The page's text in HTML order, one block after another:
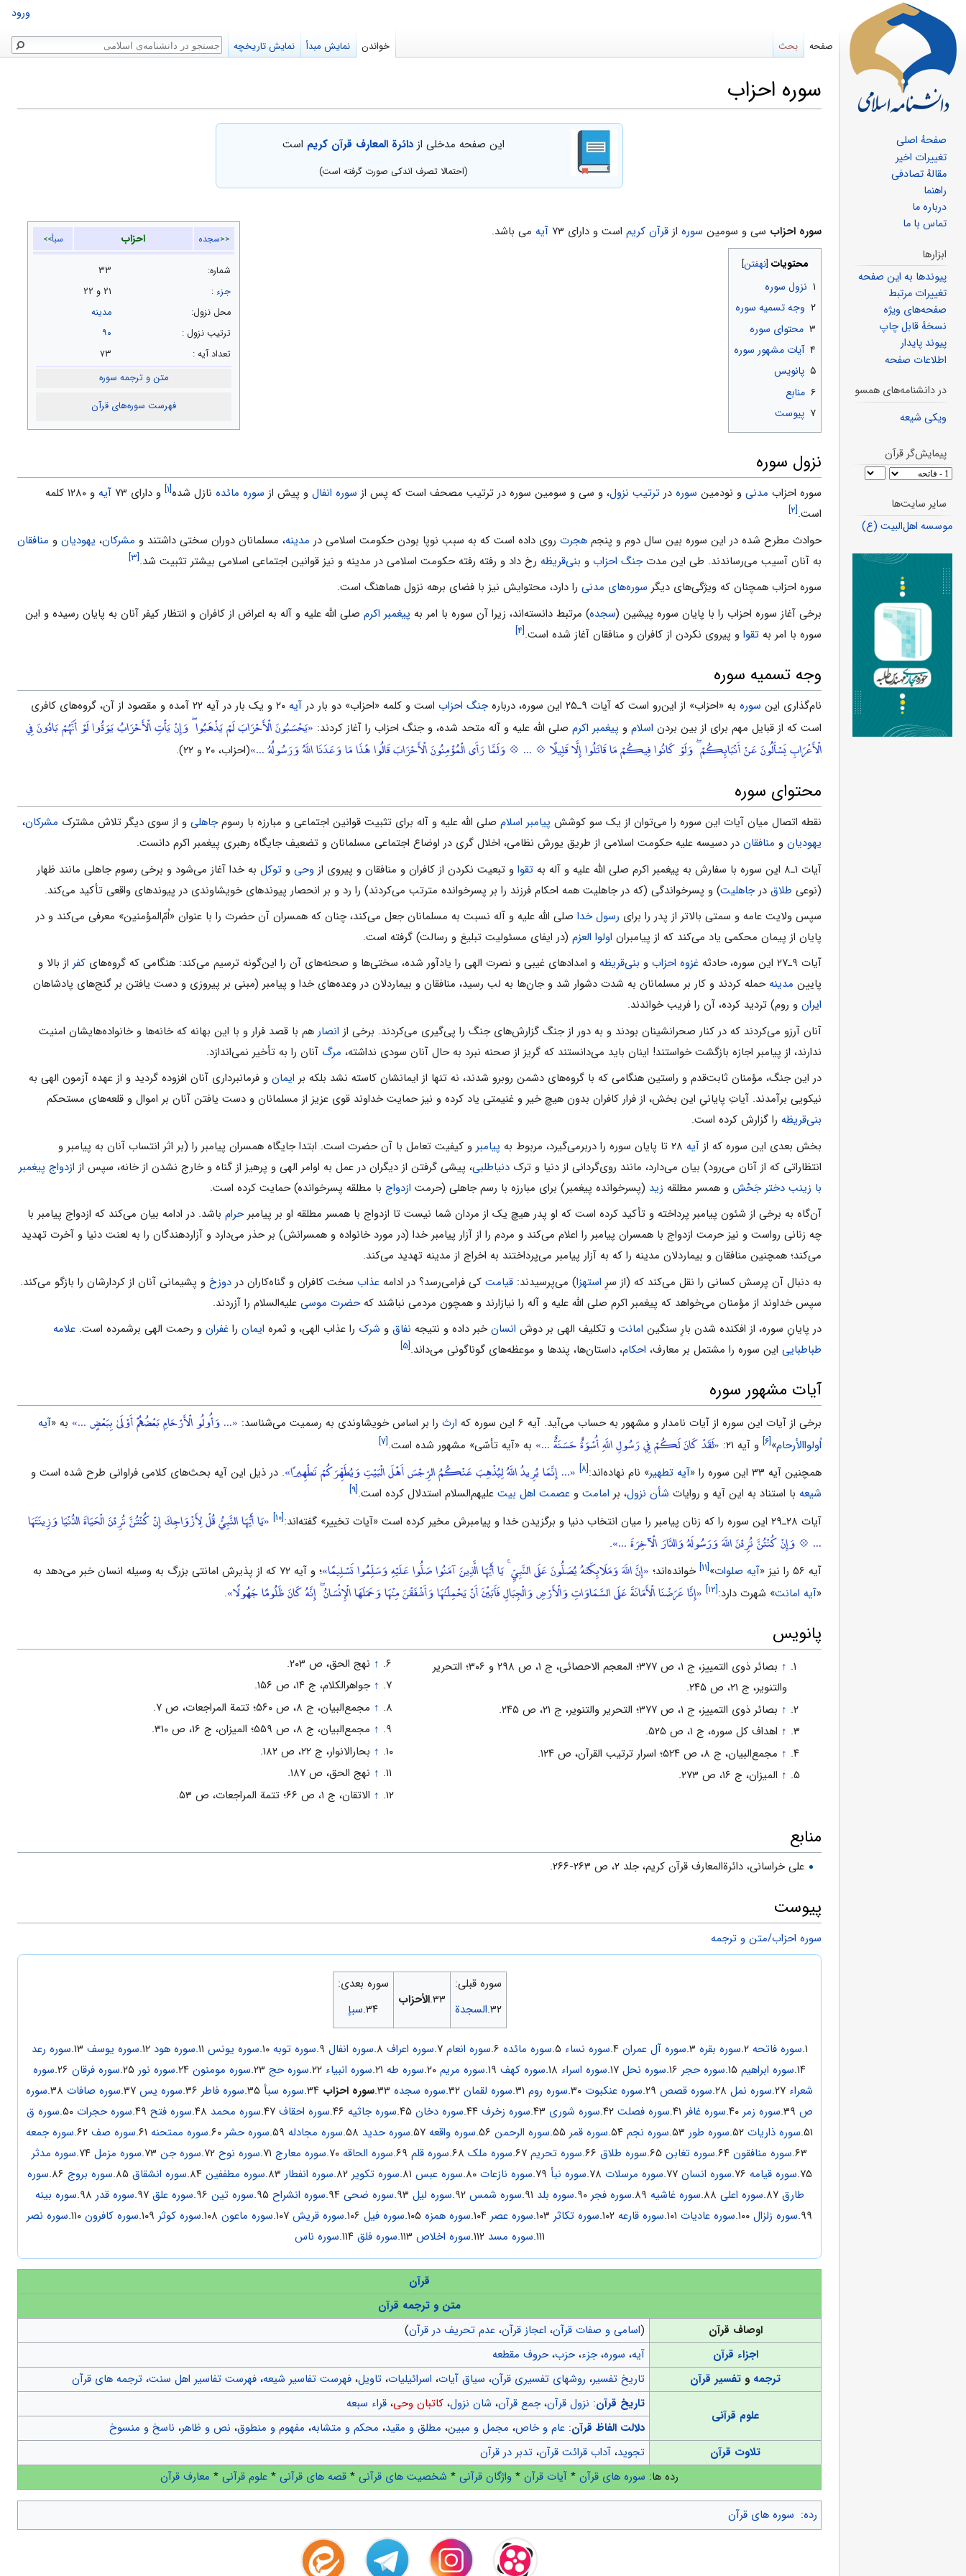
سوره احزاب
این صفحه مدخلی ازدائرة المعارف قرآن کریم است
(احتمالا تصرف اندکی صورت گرفته است)
<<سجده احزاب سبأ>>
شماره:
۳۳
جزء:
۲۱ و ۲۲
محل نزول:
مدینه
ترتيب نزول :
۹۰
تعداد آیه :
۷۳
متن و ترجمه سوره
فهرست سوره‌های قرآن
سوره احزاب سى و سومین سوره از قرآن کریم است و دارای ۷۳ آیه می باشد.
محتویات
۱ نزول سوره
۲ وجه تسمیه سوره
۳ محتواى سوره
۴ آیات مشهور سوره
۵ پانویس
۶ منابع
۷ پیوست
نزول سوره
سوره احزاب مدنى و نودمین سوره در ترتیب نزول، و سى و سومین سوره در ترتیب مصحف است که پس از سوره انفال و پیش از سوره مائده نازل شده[۱] و داراى ۷۳ آیه
و ۱۲۸۰ کلمه‌
است.[۲]
حوادث مطرح شده در این سوره بین سال دوم و پنجم هجرت روى داده است که به ‌سبب نوپا بودن حکومت اسلامى در مدینه، مسلمانان دوران سختى داشتند و مشرکان، یهودیان و منافقان
به آنان آسیب مى‌رساندند. طى این مدتجنگ احزاب و بنى‌قریظه رخ داد و رفته رفته حکومت اسلامى در مدینه و نیز قوانین اجتماعى اسلامى بیشتر تثبیت شد.[۳]
سوره احزاب همچنان‌ که ویژگى‌هاى دیگر سوره‌هاى مدنى را دارد، محتوایش نیز با فضاى برهه نزول هماهنگ است.
برخى آغاز سوره احزاب را با پایان سوره پیشین (سجده) مرتبط دانسته‌اند، زیرا آن سوره با امر به پیغمبر اکرم صلى الله علیه و آله به اعراض از کافران و انتظار کیفر آنان به پایان رسیده و این
سوره با امر به تقوا و پیروى نکردن از کافران و منافقان آغاز شده است.[۴]
وجه تسمیه سوره
نام‌گذارى این سوره به «احزاب» از این‌رو است که آیات ۹‌ـ‌۲۵ این سوره، درباره جنگ احزاب است و کلمه «احزاب» دو بار در آیه‌
۲۰ و یک بار در آیه‌ ۲۲ آمده و مقصود از آن، گروه‌هاى کافرى
است که از قبایل مهم براى از بین بردن اسلام و پیغمبر اکرم صلى الله علیه و آله متحد شده، و جنگ احزاب را آغاز کردند: «يَحْسَبُونَ الْأَحْزَابَ لَمْ يَذْهَبُوا ۖ وَإِنْ يَأْتِ الْأَحْزَابُ يَوَدُّوا لَوْ أَنَّهُمْ بَادُونَ فِي
الْأَعْرَابِ يَسْأَلُونَ عَنْ أَنْبَائِكُمْ ۖ وَلَوْ كَانُوا فِيكُمْ مَا قَاتَلُوا إِلَّا قَلِيلًا 💠 ... 💠 وَلَمَّا رَأَى الْمُؤْمِنُونَ الْأَحْزَابَ قَالُوا هَٰذَا مَا وَعَدَنَا اللَّهُ وَرَسُولُهُ ...»(احزاب، ۲۰‌ و ‌۲۲).
محتواى سوره
نقطه اتصال میان آیات این سوره را مى‌توان از یک سو کوشش پیامبر اسلام صلى الله علیه و آله براى تثبیت قوانین اجتماعى و مبارزه با رسومجاهلى و از سوى دیگر تلاش مشترک مشرکان،
یهودیان و منافقان در دسیسه علیه حکومت اسلامى از طریق یورش نظامى، اخلال گرى در اوضاع اجتماعى مسلمانان و تضعیف جایگاه رهبرى پیغمبر اکرم دانست.
آیات ۱‌ـ‌۸ این سوره با سفارش به پیغمبر اکرم صلى الله علیه و آله به
تقوا و تبعیت نکردن از کافران و منافقان و پیروى از وحى و توکل به خدا آغاز مى‌شود و برخى رسوم جاهلى مانند ظهار
(نوعى طلاق درجاهلیت) و پسرخواندگى (که در جاهلیت همه احکام فرزند را بر پسرخوانده مترتب مى‌کردند) را رد و بر انحصار پیوندهاى خویشاوندى در پیوندهاى واقعى تأکید مى‌کند.
سپس ولایت عامه و سمتى بالاتر از پدر را براى رسول ‌خدا صلى الله علیه و آله نسبت به مسلمانان جعل مى‌کند، چنان ‌که همسران آن حضرت را با عنوان «اُمّ‌المؤمنین» معرفى مى‌کند و در
پایان از پیمان محکمى یاد مى‌کند که از پیامبران اولوا العزم (در ایفاى مسئولیت تبلیغ و رسالت) گرفته است.
آیات ۹‌ـ‌۲۷ این سوره، حادثه
غزوه احزاب و بنى‌قریظه و امدادهاى غیبى و نصرت الهى را یادآور شده، سختى‌ها و صحنه‌هاى آن را این‌گونه ترسیم مى‌کند: هنگامى که گروه‌هاى کفر از بالا و
پایین مدینهحمله کردند و کار بر مسلمانان به شدت دشوار شد و جان‌ها به لب رسید، منافقان و بیماردلان در وعده‌هاى خدا و پیامبر (مبنى بر پیروزى و دست یافتن بر گنج‌هاى پادشاهان
ایران و روم) تردید کرده، آن را فریب خواندند.
آنان آرزو مى‌کردند که در کنار صحرانشینان بودند و به دور از جنگ گزارش‌هاى جنگ را پى‌گیرى مى‌کردند. برخى از انصار هم با قصد فرار و با این بهانه که خانه‌ها و خانواده‌هایشان امنیت
ندارند، از پیامبر اجازه بازگشت خواستند! اینان باید مى‌دانستند که گریز از صحنه نبرد به حال آنان سودى نداشته، مرگ آنان را به تأخیر نمى‌اندازد.
در این جنگ، مؤمنان ثابت‌قدم و راستین هنگامى که با گروه‌هاى دشمن روبرو شدند، نه ‌تنها از ایمانشان کاسته نشد بلکه بر ایمان و فرمانبردارى آنان افزوده گردید و از عهده آزمون الهى به
نیکویى برآمدند. آیاتِ پایانىِ این بخش، از فرار کافران بدون هیچ خیر و غنیمتى یاد ‌کرده و نیز حمایت خداوند قوى عزیز از مسلمانان و دست یافتن آنان بر اموال و قلعه‌هاى مستحکم
بنى‌قریظه را گزارش کرده است.
بخش بعدى این سوره که از آیه پیامبر و کیفیت تعامل با آن حضرت است. ابتدا جایگاه همسران پیامبر را (بر اثر انتساب آنان به پیامبر و
انتظاراتى که از آنان مى‌رود) بیان مى‌دارد، مانند روى‌گردانى از دنیا و ترک دنیاطلبى، پیشى گرفتن از دیگران در عمل به اوامر الهى و پرهیز از گناه و خارج نشدن از خانه، سپس از ازدواج پیغمبر
با زینب دختر جَحْش و همسر مطلقه زید (پسرخوانده پیغمبر) براى مبارزه با رسم جاهلى (حرمت ازدواج با مطلقه پسرخوانده) حمایت کرده است.
آن‌گاه به برخى از شئون پیامبر پرداخته و تأکید کرده است که او پدر هیچ یک از مردان شما نیست تا ازدواج با همسر مطلقه او بر پیامبرحرام باشد. در ادامه بیان مى‌کند که ازدواج پیامبر با
چه زنانى رواست و نیز حرمت ازدواج با همسران پیامبر را اعلام مى‌کند و مردم را از آزار پیامبر خدا (در مورد خانواده و همسرانش) بر حذر مى‌دارد و آزاردهندگان را به لعنت دنیا و آخرت تهدید
مى‌کند؛ همچنین منافقان و بیماردلان مدینه را که به آزار پیامبر مى‌پرداختند به اخراج از مدینه تهدید مى‌کند.
به دنبال آن پرسش کسانى را نقل مى‌کند که (از سرِ استهزا) مى‌پرسیدند: قیامت کى فرا‌مى‌رسد؟ در ادامه عذاب سخت کافران و گناه‌کاران در دوزخ و پشیمانى آنان از کردارشان را بازگو مى‌کند.
سپس خداوند از مؤمنان مى‌خواهد که پیغمبر ‌اکرم صلى الله علیه و آله را نیازارند و همچون مردمى نباشند کهحضرت موسى علیه‌السلام را آزردند.
در پایانِ سوره، از افکنده شدن بارِ سنگین امانت و تکلیف الهى بر دوش انسانخبر داده و نتیجه نفاق و شرک را عذاب الهى، و ثمره ایمان را غفران و رحمت الهى برشمرده است. علامه
‌طباطبایى این سوره را مشتمل بر معارف، احکام، داستان‌ها، پندها و موعظه‌هاى گوناگونى مى‌داند.[۵]
آیات مشهور سوره
برخى از آیات این سوره از آیات نامدار و مشهور به حساب مى‌آید. آیه‌ ۶ این سوره که ارث را بر اساس خویشاوندى به رسمیت مى‌شناسد: «... وَأُولُو الْأَرْحَامِ بَعْضُهُمْ أَوْلَىٰ بِبَعْضٍ ...» به «آیه
اُولواالأرحام»[۶] و آیه‌ ۲۱: «لَقَدْ كَانَ لَكُمْ فِي رَسُولِ اللَّهِ أُسْوَةٌ حَسَنَةٌ ...» به «آیه تأسّى» مشهور شده است.[۷]
همچنین آیه ‌۳۳ این سوره را « آیه تطهیر» نام نهاده‌اند:[۸] «... إِنَّمَا يُرِيدُ اللَّهُ لِيُذْهِبَ عَنْكُمُ الرِّجْسَ أَهْلَ الْبَيْتِ وَيُطَهِّرَكُمْ تَطْهِيرًا». در ذیل این آیه بحث‌هاى کلامى فراوانى طرح شده است و
شیعه با استناد به این آیه و روایات شأن نزول، بر امامت و عصمت اهل ‌بیت علیهم‌السلام استدلال کرده است.[۹]
آیات ۲۸‌ـ‌۲۹ این سوره را که زنان پیامبر را میان انتخاب دنیا و برگزیدن خدا و پیامبرش مخیر کرده است «آیات تخییر» گفته‌اند: [۱۰]
«يَا أَيُّهَا النَّبِيُّ قُلْ لِأَزْوَاجِكَ إِنْ كُنْتُنَّ تُرِدْنَ الْحَيَاةَ الدُّنْيَا وَزِينَتَهَا
... 💠 وَإِنْ كُنْتُنَّ تُرِدْنَ اللَّهَ وَرَسُولَهُ وَالدَّارَ الْآخِرَةَ ...».
آیه ‌۵۶ را نیز «
آیه صلوات»[۱۱] خوانده‌اند؛ «إِنَّ اللَّهَ وَمَلَائِكَتَهُ يُصَلُّونَ عَلَى النَّبِيِّ ۚ يَا أَيُّهَا الَّذِينَ آمَنُوا صَلُّوا عَلَيْهِ وَسَلِّمُوا تَسْلِيمًا»
؛ و آیه ‌۷۲ که از پذیرش امانتى بزرگ به وسیله انسان خبر مى‌دهد به
«آیه امانت» شهرت دارد:[۱۲] «إِنَّا عَرَضْنَا الْأَمَانَةَ عَلَى السَّمَاوَاتِ وَالْأَرْضِ وَالْجِبَالِ فَأَبَيْنَ أَنْ يَحْمِلْنَهَا وَأَشْفَقْنَ مِنْهَا وَحَمَلَهَا الْإِنْسَانُ ۖ إِنَّهُ كَانَ ظَلُومًا جَهُولًا».
پانویس
↑
بصائر ذوى التمییز، ج‌ ۱، ص‌ ۳۷۷؛ المعجم الاحصائى، ج‌ ۱، ص‌ ۲۹۸ و ۳۰۶؛ التحریر
والتنویر، ج‌ ۲۱، ص‌ ۲۴۵.
↑ بصائر ذوى التمییز، ج‌ ۱، ص‌ ۳۷۷؛ التحریر والتنویر، ج‌ ۲۱، ص ۲۴۵.
↑ اهداف کل سوره، ج‌ ۱، ص‌ ۵۲۵.
↑ مجمع‌البیان، ج‌ ۸‌، ص‌ ۵۲۴؛ اسرار ترتیب القرآن، ص‌ ۱۲۴.
↑ المیزان، ج‌ ۱۶، ص‌ ۲۷۳.
↑ نهج الحق، ص‌ ۲۰۳.
↑ جواهرالکلام، ج‌ ۱۴، ص‌ ۱۵۶.
↑ مجمع‌البیان، ج‌ ۸‌، ص‌ ۵۶۰؛ تتمة المراجعات، ص‌ ۷.
↑ مجمع‌البیان، ج‌ ۸‌، ص‌ ۵۵۹؛ المیزان، ج‌ ۱۶، ص‌ ۳۱۰.
↑ بحارالانوار، ج‌ ۲۲، ص‌ ۱۸۲.
↑ نهج الحق، ص‌ ۱۸۷.
↑ الاتقان، ج‌ ۱، ص‌ ۶۶؛ تتمة المراجعات، ص‌ ۵۳.
منابع
على خراسانی، دائرةالمعارف قرآن کریم، جلد ۲، ص ۲۶۳-۲۶۶.
پیوست
سوره احزاب/متن و ترجمه
سوره قبلی:
۳۲. السجدة
۳۳.الأحزاب
سوره بعدی:
۳۴. سبإ
۱. سوره فاتحه ۲. سوره بقره سوره آل عمران ۴. سوره نساء ۵. سوره مائده سوره انعام ۷. سوره اعراف سوره انفال سوره توبه ۱۰. سوره یونس سوره هود ۱۲. سوره یوسف
سوره رعد
۱۴. سوره ابراهیم سوره حجر سوره نحل سوره اسراء سوره کهف سوره مریم سوره طه سوره انبیاء سوره حج سوره مومنون سوره نور سوره فرقان
سوره
شعراء
سوره نمل سوره قصص سوره عنکبوت سوره روم سوره لقمان سوره سجده سوره احزاب سوره سبأ سوره فاطر سوره یس سوره صافات
سوره
ص
سوره زمر ۴۰. سوره غافر سوره فصلت ۴۲. سوره شوری سوره زخرف ۴۴. سوره دخان ۴۵. سوره جاثیه سوره احقاف ۴۷. سوره محمد سوره فتح سوره حجرات ۵۰.
سوره ق
۵۱. سوره ذاریات سوره طور سوره نجم سوره قمر سوره الرحمن سوره واقعه سوره حدید سوره مجادله سوره حشر سوره ممتحنه سوره صف
سوره جمعه
۶۳. سوره منافقون سوره تغابن سوره طلاق سوره تحریم سوره ملک سوره قلم سوره الحاقه سوره معارج سوره نوح سوره جن سوره مزمل
سوره مدثر
۷۵. سوره قیامه سوره انسان ۷۷. سوره مرسلات سوره نبأ سوره نازعات ۸۰. سوره عبس سوره تکویر ۸۲. سوره انفطار سوره مطففین ۸۴. سوره انشقاق ۸۵. سوره بروج
سوره
طارق ۸۷. سوره اعلی سوره غاشیه سوره فجر ۹۰. سوره بلد سوره شمس ۹۲. سوره لیل سوره ضحی ۹۴. سوره انشراح ۹۵. سوره تین سوره علق ۹۷. سوره قدر
سوره بینه
۹۹. سوره زلزال سوره عادیات سوره قارعه سوره تکاثر سوره عصر سوره همزه سوره فیل سوره قریش سوره ماعون سوره کوثر سوره کافرون
سوره نصر
۱۱۱. سوره مسد ۱۱۲. سوره اخلاص سوره فلق ۱۱۴. سوره ناس
قرآن
متن و ترجمه قرآن
اوصاف قرآن
(اسامی و صفات قرآن، اعجاز قرآن، عدم تحریف در قرآن)
اجزاء قرآن
آیه، سوره،جزء،حزب،حروف مقطعه
ترجمه و تفسیر قرآن تاریخ تفسیر، روشهای تفسیری قرآن، سیاق آیات، اسرائیلیات، تاویل، فهرست تفاسیر شیعه، فهرست تفاسیر اهل سنت، ترجمه های قرآن
علوم قرآنی
تاریخ قرآن: نزول قرآن،جمع قرآن، شان نزول، کاتبان وحی، قراء سبعه
دلالت الفاظ قرآن: عام و خاص، مجمل و مبین، مطلق و مقید، محکم و متشابه، مفهوم و منطوق، نص و ظاهر، ناسخ و منسوخ
تلاوت قرآن
تجوید، آداب قرائت قرآن، تدبر در قرآن
رده ها: سوره های قرآن * آیات قرآن * واژگان قرآنی * شخصیت های قرآنی * قصه های قرآنی * علوم قرآنی * معارف قرآن
رده: سوره های قرآن
ورود
صفحه بحث خواندن نمایش مبدأ نمایش تاریخچه جستجو
صفحهٔ اصلی
تغییرات اخیر
مقالهٔ تصادفی
راهنما
درباره ما
تماس با ما
ابزارها
پیوندها به این صفحه
تغییرات مرتبط
صفحه‌های ویژه
نسخهٔ قابل چاپ
پیوند پایدار
اطلاعات صفحه
در دانشنامه‌های همسو
ویکی شیعه
پیمایش‌گر قرآن
سایر سایت‌ها
موسسه اهل‌البیت (ع)